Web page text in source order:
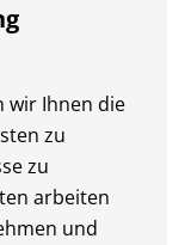
wir Ihnen die
zu
zu
arbeiten
und